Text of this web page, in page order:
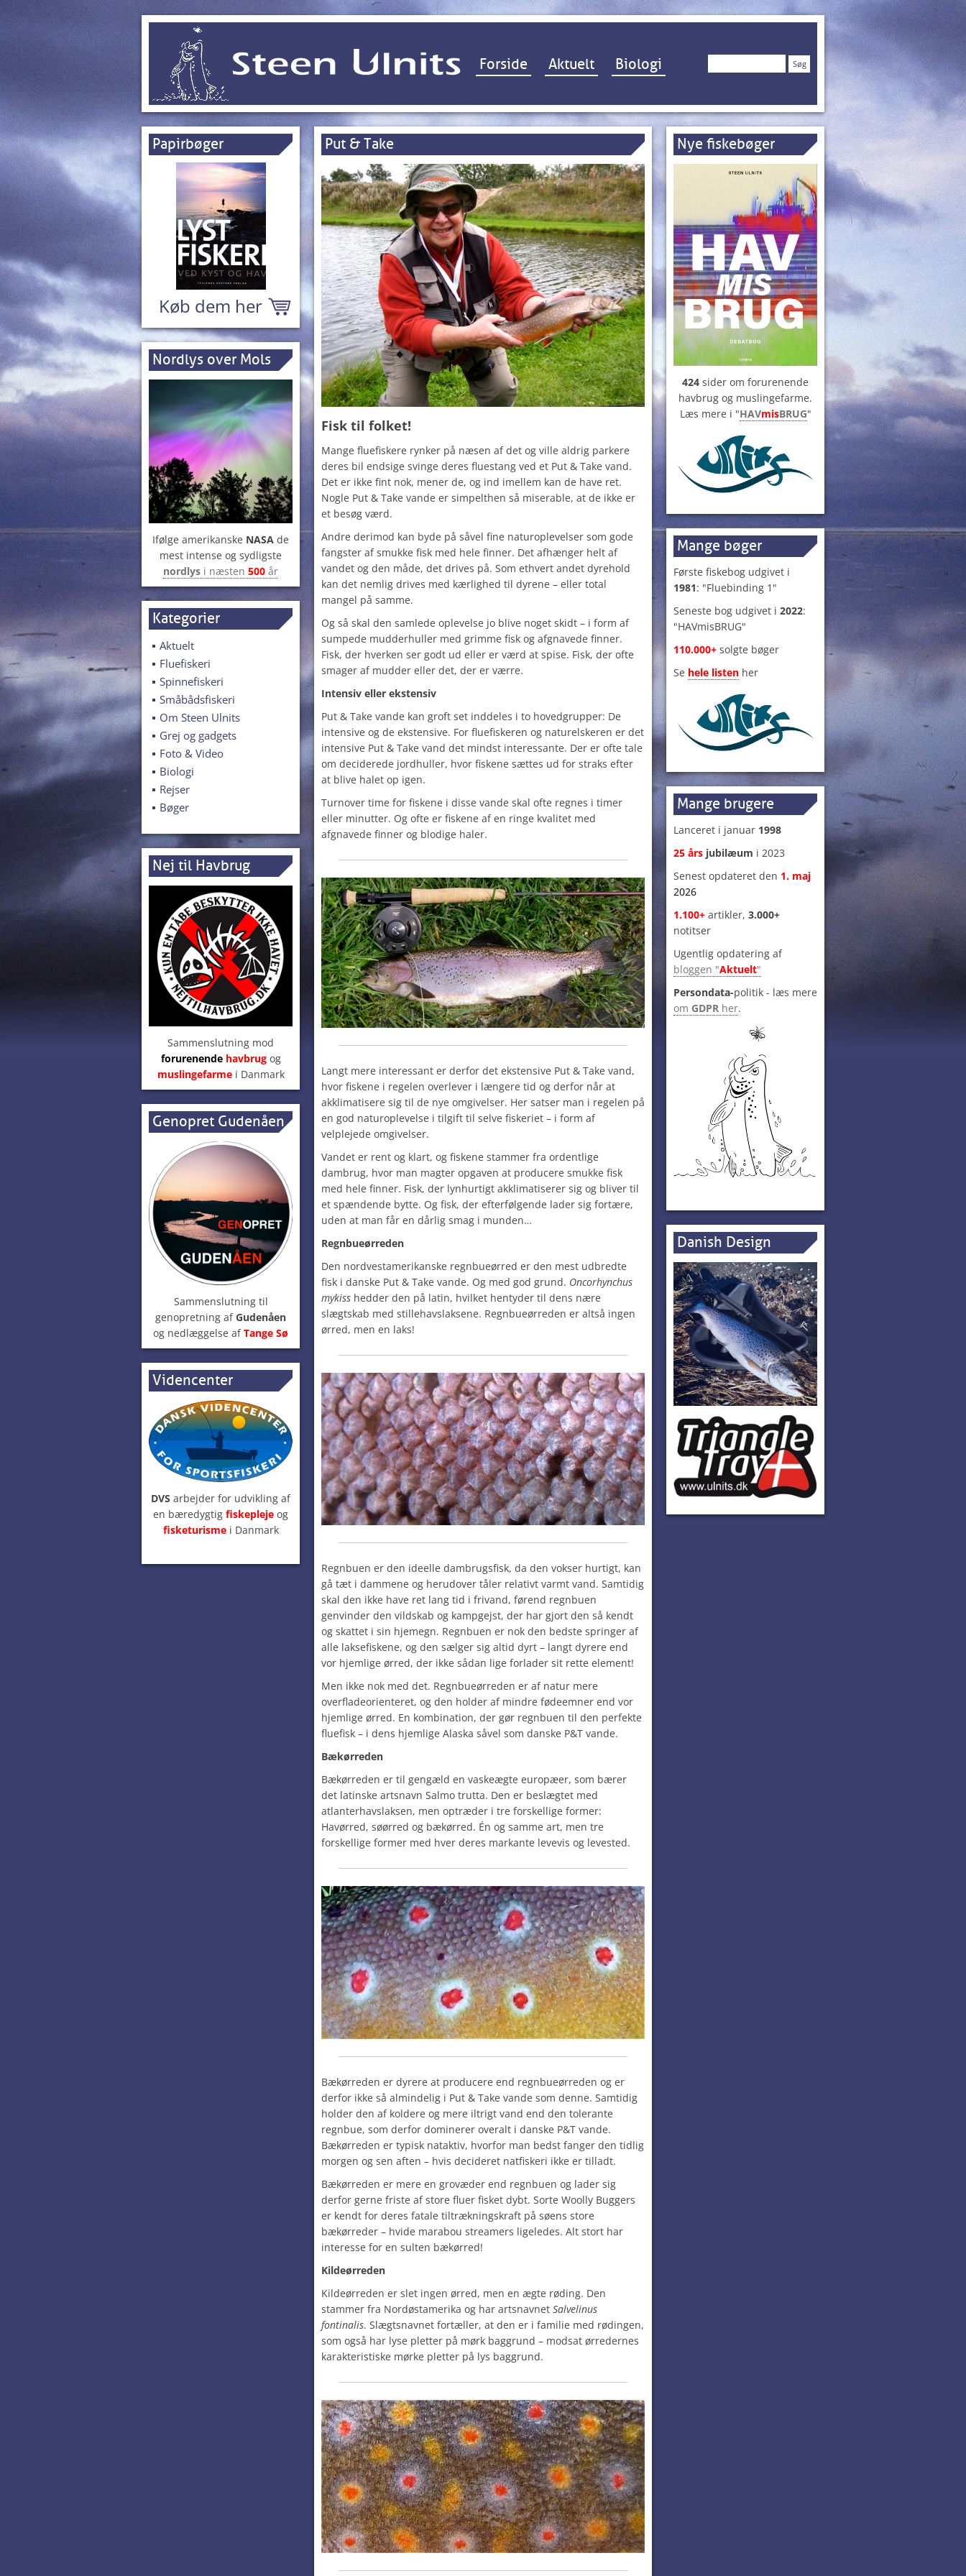
Hop til indhold
Forside Aktuelt Biologi Søg
Papirbøger
Køb dem her
Nordlys over Mols
Ifølge amerikanske NASA de
mest intense og sydligste
nordlys i næsten 500 år
Kategorier
Aktuelt
Fluefiskeri
Spinnefiskeri
Småbådsfiskeri
Om Steen Ulnits
Grej og gadgets
Foto & Video
Biologi
Rejser
Bøger
Nej til Havbrug
Sammenslutning mod
forurenendehavbrugog
muslingefarmei Danmark
Genopret Gudenåen
Sammenslutning til
genopretning afGudenåen
og nedlæggelse afTange Sø
Videncenter
DVS arbejder for udvikling af
en bæredygtig fiskepleje og
fisketurisme i Danmark
Put & Take
Fisk til folket!
Mange fluefiskere rynker på næsen af det og ville aldrig parkere
deres bil endsige svinge deres fluestang ved et Put & Take vand.
Det er ikke fint nok, mener de, og ind imellem kan de have ret.
Nogle Put & Take vande er simpelthen så miserable, at de ikke er
et besøg værd.
Andre derimod kan byde på såvel fine naturoplevelser som gode
fangster af smukke fisk med hele finner. Det afhænger helt af
vandet og den måde, det drives på. Som ethvert andet dyrehold
kan det nemlig drives med kærlighed til dyrene – eller total
mangel på samme.
Og så skal den samlede oplevelse jo blive noget skidt – i form af
sumpede mudderhuller med grimme fisk og afgnavede finner.
Fisk, der hverken ser godt ud eller er værd at spise. Fisk, der ofte
smager af mudder eller det, der er værre.
Intensiv eller ekstensiv
Put & Take vande kan groft set inddeles i to hovedgrupper: De
intensive og de ekstensive. For fluefiskeren og naturelskeren er det
intensive Put & Take vand det mindst interessante. Der er ofte tale
om deciderede jordhuller, hvor fiskene sættes ud for straks efter
at blive halet op igen.
Turnover time for fiskene i disse vande skal ofte regnes i timer
eller minutter. Og ofte er fiskene af en ringe kvalitet med
afgnavede finner og blodige haler.
Langt mere interessant er derfor det ekstensive Put & Take vand,
hvor fiskene i regelen overlever i længere tid og derfor når at
akklimatisere sig til de nye omgivelser. Her satser man i regelen på
en god naturoplevelse i tilgift til selve fiskeriet – i form af
velplejede omgivelser.
Vandet er rent og klart, og fiskene stammer fra ordentlige
dambrug, hvor man magter opgaven at producere smukke fisk
med hele finner. Fisk, der lynhurtigt akklimatiserer sig og bliver til
et spændende bytte. Og fisk, der efterfølgende lader sig fortære,
uden at man får en dårlig smag i munden…
Regnbueørreden
Den nordvestamerikanske regnbueørred er den mest udbredte
fisk i danske Put & Take vande. Og med god grund. Oncorhynchus
mykiss hedder den på latin, hvilket hentyder til dens nære
slægtskab med stillehavslaksene. Regnbueørreden er altså ingen
ørred, men en laks!
Regnbuen er den ideelle dambrugsfisk, da den vokser hurtigt, kan
gå tæt i dammene og herudover tåler relativt varmt vand. Samtidig
skal den ikke have ret lang tid i frivand, førend regnbuen
genvinder den vildskab og kampgejst, der har gjort den så kendt
og skattet i sin hjemegn. Regnbuen er nok den bedste springer af
alle laksefiskene, og den sælger sig altid dyrt – langt dyrere end
vor hjemlige ørred, der ikke sådan lige forlader sit rette element!
Men ikke nok med det. Regnbueørreden er af natur mere
overfladeorienteret, og den holder af mindre fødeemner end vor
hjemlige ørred. En kombination, der gør regnbuen til den perfekte
fluefisk – i dens hjemlige Alaska såvel som danske P&T vande.
Bækørreden
Bækørreden er til gengæld en vaskeægte europæer, som bærer
det latinske artsnavn Salmo trutta. Den er beslægtet med
atlanterhavslaksen, men optræder i tre forskellige former:
Havørred, søørred og bækørred. Én og samme art, men tre
forskellige former med hver deres markante levevis og levested.
Bækørreden er dyrere at producere end regnbueørreden og er
derfor ikke så almindelig i Put & Take vande som denne. Samtidig
holder den af koldere og mere iltrigt vand end den tolerante
regnbue, som derfor dominerer overalt i danske P&T vande.
Bækørreden er typisk nataktiv, hvorfor man bedst fanger den tidlig
morgen og sen aften – hvis decideret natfiskeri ikke er tilladt.
Bækørreden er mere en grovæder end regnbuen og lader sig
derfor gerne friste af store fluer fisket dybt. Sorte Woolly Buggers
er kendt for deres fatale tiltrækningskraft på søens store
bækørreder – hvide marabou streamers ligeledes. Alt stort har
interesse for en sulten bækørred!
Kildeørreden
Kildeørreden er slet ingen ørred, men en ægte røding. Den
stammer fra Nordøstamerika og har artsnavnet Salvelinus
fontinalis. Slægtsnavnet fortæller, at den er i familie med rødingen,
som også har lyse pletter på mørk baggrund – modsat ørredernes
karakteristiske mørke pletter på lys baggrund.
Nye fiskebøger
424 sider om forurenende
havbrug og muslingefarme.
Læs mere i "HAVmisBRUG"
Mange bøger
Første fiskebog udgivet i
1981: "Fluebinding 1"
Seneste bog udgivet i 2022:
"HAVmisBRUG"
110.000+ solgte bøger
Se hele listen her
Mange brugere
Lanceret i januar 1998
25 års jubilæum i 2023
Senest opdateret den 1. maj
2026
1.100+ artikler, 3.000+
notitser
Ugentlig opdatering af
bloggen "Aktuelt"
Persondata-politik - læs mere
om GDPR her.
Danish Design